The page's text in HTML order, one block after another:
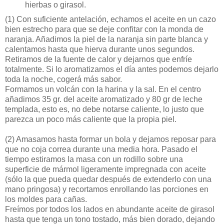
hierbas o girasol.
(1) Con suficiente antelación, echamos el aceite en un cazo
bien estrecho para que se deje confitar con la monda de
naranja. Añadimos la piel de la naranja sin parte blanca y
calentamos hasta que hierva durante unos segundos.
Retiramos de la fuente de calor y dejarnos que enfríe
totalmente. Si lo aromatizamos el día antes podemos dejarlo
toda la noche, cogerá más sabor.
Formamos un volcán con la harina y la sal. En el centro
añadimos 35 gr. del aceite aromatizado y 80 gr de leche
templada, esto es, no debe notarse caliente, lo justo que
parezca un poco más caliente que la propia piel.
(2)Amasamos hasta formar un bola y dejamos reposar para
que no coja correa durante una media hora. Pasado el
tiempo estiramos la masa con un rodillo sobre una
superficie de mármol ligeramente impregnada con aceite
(sólo la que pueda quedar después de extenderlo con una
mano pringosa) y recortamos enrollando las porciones en
los moldes para cañas.
Freímos por todos los lados en abundante aceite de girasol
hasta que tenga un tono tostado, más bien dorado, dejando